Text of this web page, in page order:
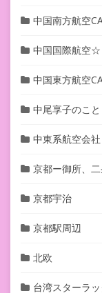
中国南方航空
中国国際航空☆
中国東方航空
中尾享子のこと
中東系航空会社
京都ー御所、
京都宇治
京都駅周辺
北欧
台湾スターラ